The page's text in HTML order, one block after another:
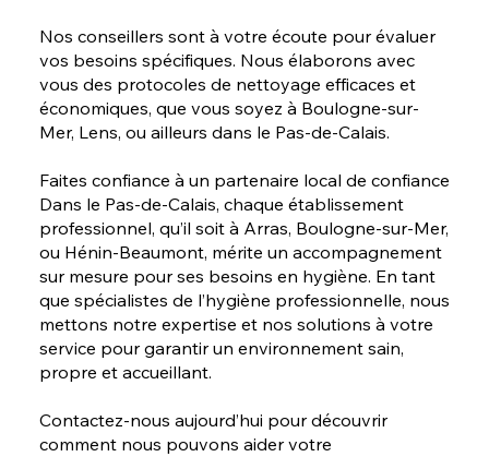
Nos conseillers sont à votre écoute pour évaluer
vos besoins spécifiques. Nous élaborons avec
vous des protocoles de nettoyage efficaces et
économiques, que vous soyez à Boulogne-sur-
Mer, Lens, ou ailleurs dans le Pas-de-Calais.
Faites confiance à un partenaire local de confiance
Dans le Pas-de-Calais, chaque établissement
professionnel, qu’il soit à Arras, Boulogne-sur-Mer,
ou Hénin-Beaumont, mérite un accompagnement
sur mesure pour ses besoins en hygiène. En tant
que spécialistes de l’hygiène professionnelle, nous
mettons notre expertise et nos solutions à votre
service pour garantir un environnement sain,
propre et accueillant.
Contactez-nous aujourd’hui pour découvrir
comment nous pouvons aider votre